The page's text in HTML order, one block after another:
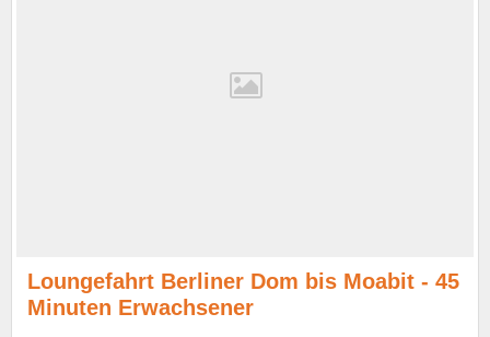
Loungefahrt Berliner Dom bis Moabit - 45
Minuten Erwachsener